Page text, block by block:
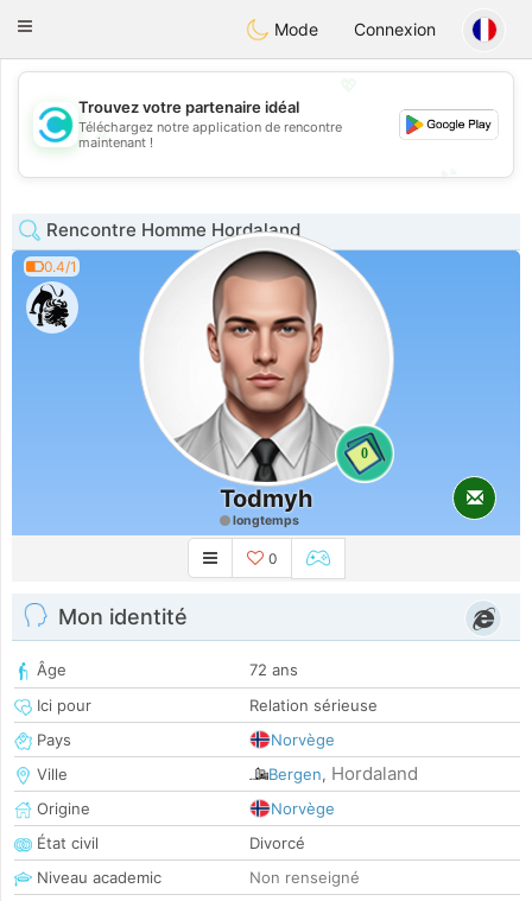
olombiaCitas
Toggle
Mode Connexion
💖
💕
Trouvez votre partenaire idéal
Téléchargez notre application de rencontre
maintenant !
Rencontre Homme Hordaland
0.4/1
0
Todmyh
longtemps
0
Mon identité
Âge
72 ans
Ici pour
Relation sérieuse
Pays
Norvège
Ville
Bergen, Hordaland
Origine
Norvège
État civil
Divorcé
Niveau academic
Non renseigné